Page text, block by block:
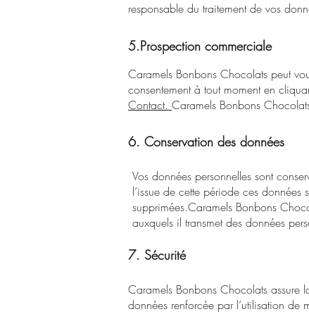
responsable du traitement de vos
5.Prospection commerciale
Caramels Bonbons Chocolats peut
consentement à tout moment en
Contact. Caramels Bonbons
6. Conservation des données
Vos données personnelles sont
l’issue de cette période ces
supprimées.Caramels Bonbons
auxquels il transmet des données
7. Sécurité
Caramels Bonbons Chocolats assure
données renforcée par l’utilisation de